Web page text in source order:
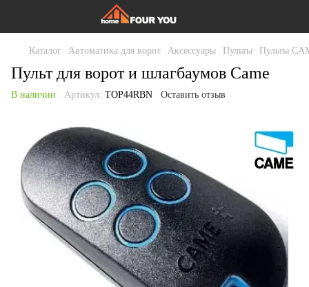
Каталог Автоматика для ворот Аксессуары Пульты Пульты
Пульт для ворот и шлагбаумов Came
В наличии Артикул: TOP44RBN Оставить отзыв